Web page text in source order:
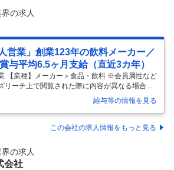
ション 本ポジションは、コーヒーに関する新商
ータ分析までを一手に担う現責任者の後継者候
の求人
営業」創業123年の飲料メーカー／
与平均6.5ヶ月支給（直近3カ年）
【業種】メーカー＞食品・飲料 ※会員属性など
リーチ上で閲覧された際に内容が異なる場合が
今回は弊社の事業拡大において、営業メンバーと
を募集したいと考えております。 ご入社後は適
いずれかの部署へ配属を決定いたします。 【職
ョンは”自社商品の「拡販営業」”です。 自社商
どの各種提案を行います。 ■95％が既存顧客の
を見ていただいて、商品の提案をしていきま
給与等の情報を見る
この会社の求人情報をもっと見る
の求人
会社